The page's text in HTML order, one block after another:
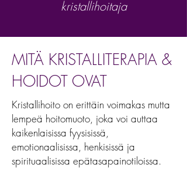
kristallihoitaja
MITÄ KRISTALLITERAPIA &
HOIDOT OVAT
Kristallihoito on erittäin voimakas mutta
lempeä hoitomuoto, joka voi auttaa
kaikenlaisissa fyysisissä,
emotionaalisissa, henkisissä ja
spirituaalisissa epätasapainotiloissa.